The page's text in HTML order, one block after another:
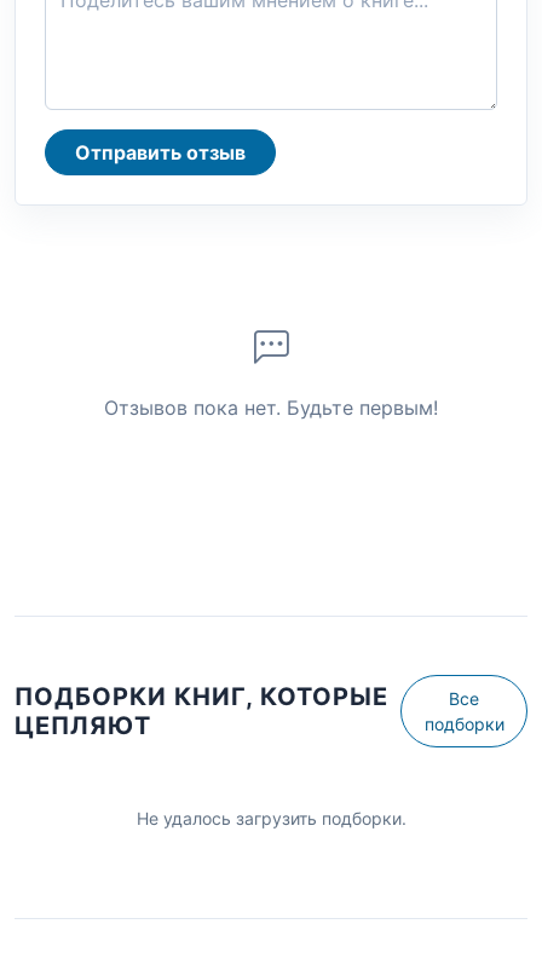
Отправить отзыв
Отзывов пока нет. Будьте первым!
ПОДБОРКИ КНИГ, КОТОРЫЕ
ЦЕПЛЯЮТ
Все
подборки
Не удалось загрузить подборки.